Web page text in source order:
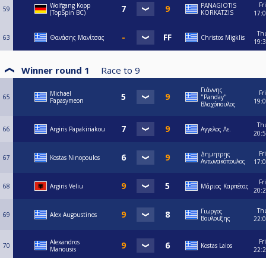
59
Wolfgang Kopp
(TopSpin BC)
PANAGIOTIS
KORKATZIS
Fri
63 Θανάσης Μανίτσας Christos Migklis
Winner round 1 Race to 9
65
Michael
Papasymeon
Γιάννης
"Panday"
Βλαχόπουλος
Fri
66 Argiris Papakiriakou Αγγελος Λε.
67 Kostas Ninopoulos
Δημητρης
Αντωνακόπουλος
Fri
68 Argiris Veliu Μάριος Καρπέτας
Fri
69 Alex Augoustinos
Γιωργος
Βουλουξης
70
Alexandros
Manousis
Kostas Laios
Fri